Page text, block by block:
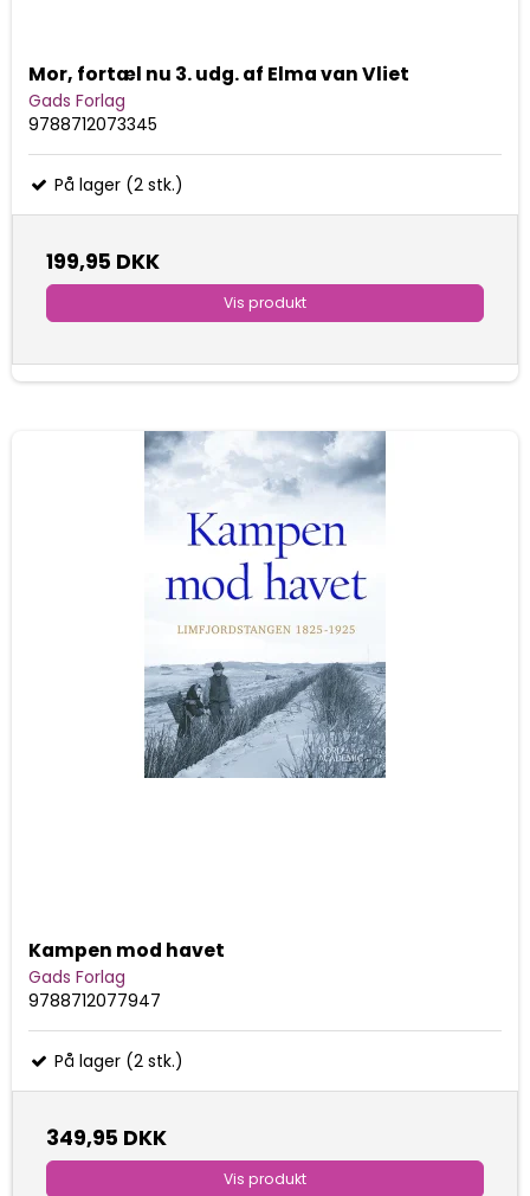
Mor, fortæl nu 3. udg. af Elma van Vliet
Gads Forlag
9788712073345
På lager (2 stk.)
199,95 DKK
Vis produkt
Kampen mod havet
Gads Forlag
9788712077947
På lager (2 stk.)
349,95 DKK
Vis produkt